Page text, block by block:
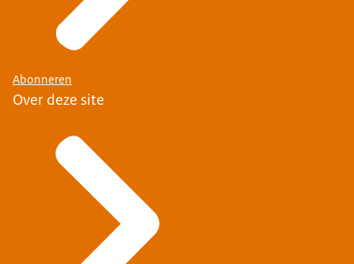
Abonneren
Over deze site